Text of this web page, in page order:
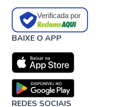
Verificada por
BAIXE O APP
REDES SOCIAIS